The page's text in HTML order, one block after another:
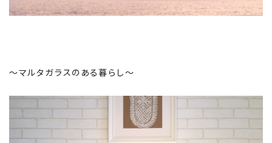
～マルタガラスのある暮らし～